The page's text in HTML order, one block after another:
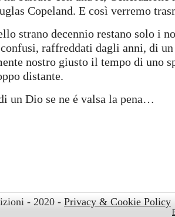
Copeland. E così verremo
strano decennio restano solo i
raffreddati dagli anni, di un
nostro giusto il tempo di uno
distante.
un Dio se ne é valsa la pena…
- 2020 - Privacy & Cookie Policy